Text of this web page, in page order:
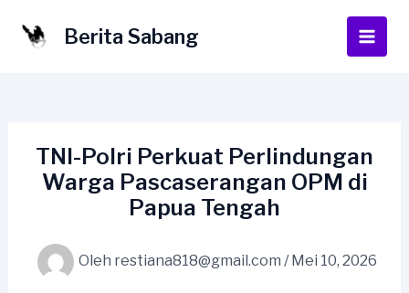
Berita Sabang
Main
TNI-Polri Perkuat Perlindungan
Warga Pascaserangan OPM di
Papua Tengah
Oleh restiana818@gmail.com / Mei 10, 2026